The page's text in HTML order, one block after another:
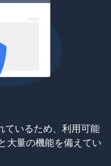
いるため、利用可能
大量の機能を備えてい